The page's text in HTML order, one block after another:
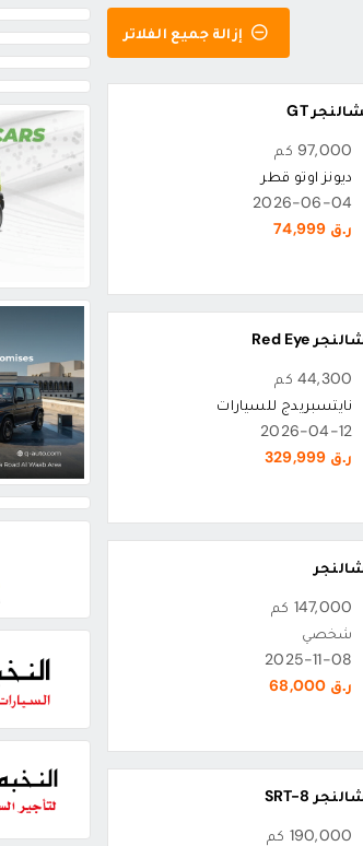
إزالة جميع الفلاتر
97,000 كم
ديونز اوتو قطر
2026-06-04
ر.ق 74,999
44,300 كم
نايتسبريدج للسيارات
2026-04-12
ر.ق 329,999
147,000 كم
شخصي
2025-11-08
ر.ق 68,000
190,000 كم